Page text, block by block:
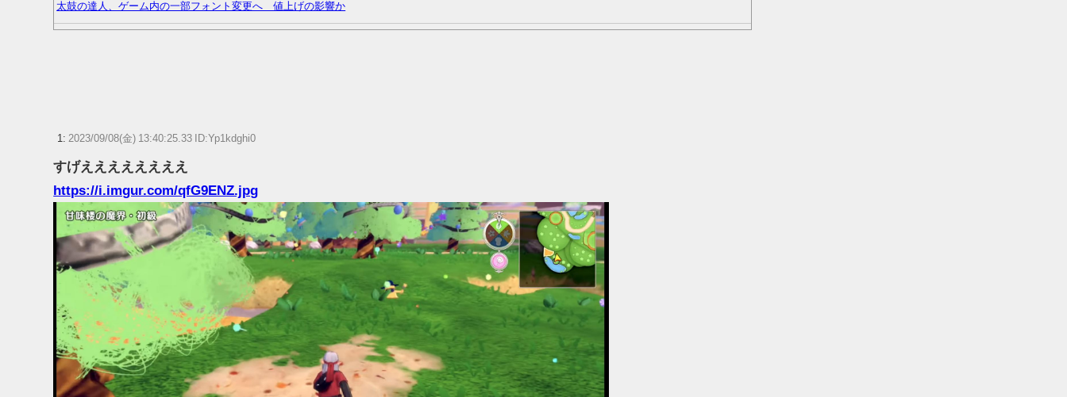
太鼓の達人、ゲーム内の一部フォント変更へ 値上げの影響か
「ゲームのやり込み要素」で夢中になってやったやつ
【ウマ娘】ディザイアの謎ポーズ、完全にアレと一致ｗｗｗ
【競馬】G1・2勝 アスコリピチェーノが引退 繁殖入りへ
Powered by livedoor 相互RSS
1: 2023/09/08(金) 13:40:25.33 ID:Yp1kdghi0
すげええええええええ
https://i.imgur.com/qfG9ENZ.jpg